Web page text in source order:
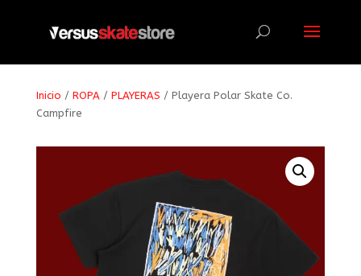
Inicio / ROPA/ PLAYERAS / Playera Polar Skate Co.
Campfire